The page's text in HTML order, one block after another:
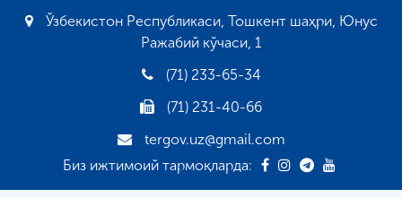
Ўзбекистон Республикаси, Тошкент шаҳри, Юнус
Ражабий кўчаси, 1
(71) 233-65-34
(71) 231-40-66
tergov.uz@gmail.com
Биз ижтимоий тармоқларда: